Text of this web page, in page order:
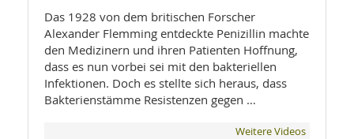
Das 1928 von dem britischen Forscher
Alexander Flemming entdeckte Penizillin machte
den Medizinern und ihren Patienten Hoffnung,
dass es nun vorbei sei mit den bakteriellen
Infektionen. Doch es stellte sich heraus, dass
Bakterienstämme Resistenzen gegen …
Weitere Videos